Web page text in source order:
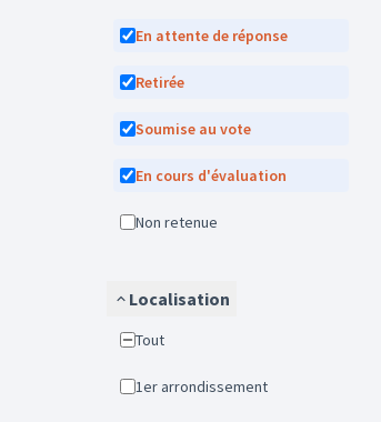
En attente de réponse
Retirée
Soumise au vote
En cours d'évaluation
Non retenue
Localisation
Tout
1er arrondissement